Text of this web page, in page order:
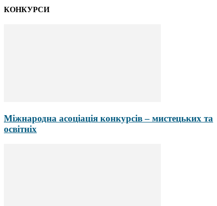
КОНКУРСИ
Міжнародна асоціація конкурсів – мистецьких та
освітніх